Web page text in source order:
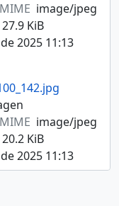
image/jpeg
27.9 KiB
2025 11:13
image/jpeg
20.2 KiB
2025 11:13